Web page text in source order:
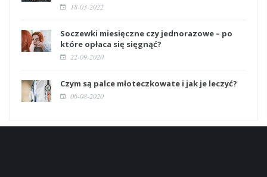
18-03-2022
Soczewki miesięczne czy jednorazowe – po
które opłaca się sięgnąć?
22-09-2020
Czym są palce młoteczkowate i jak je leczyć?
06-08-2020